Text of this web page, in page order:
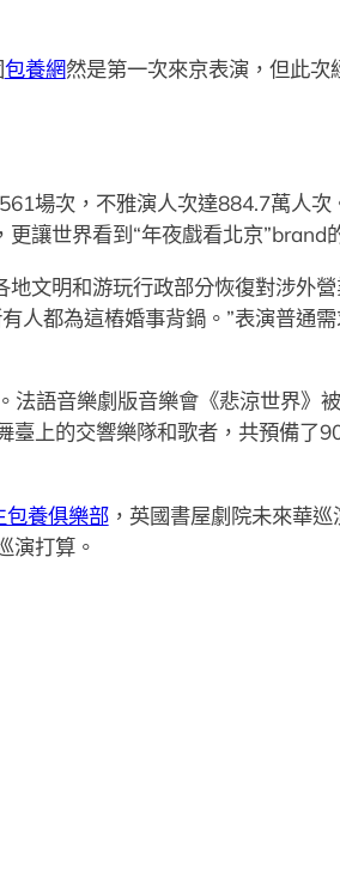
包養網然是第一次來京表演，但此次
場次，不雅演人次達884.7萬人次
讓世界看到“年夜戲看北京”brand
文明和游玩行政部分恢復對涉外
人都為這樁婚事背鍋。”表演普通
語音樂劇版音樂會《悲涼世界》
臺上的交響樂隊和歌者，共預備了
包養俱樂部，英國書屋劇院未來華巡
演打算。